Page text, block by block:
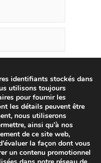
e-mail et mon site
prochain
identifiants stockés dans
utilisons toujours
pour fournir les
les détails peuvent être
nous utiliserons
ainsi qu'à nos
de ce site web,
la façon dont vous
un contenu promotionnel